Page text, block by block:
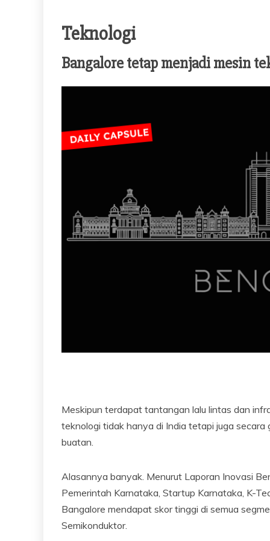
Teknologi
Bangalore tetap menjadi mesin
Meskipun terdapat tantangan lalu lintas dan
teknologi tidak hanya di India tetapi juga
buatan.
Alasannya banyak. Menurut Laporan Inovasi
Pemerintah Karnataka, Startup Karnataka, K-
Bangalore mendapat skor tinggi di semua
Semikonduktor.